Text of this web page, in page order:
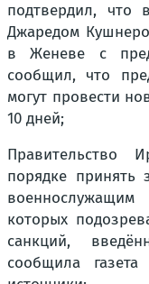
подтвердил, что
Джаредом
в Женеве с
сообщил, что
могут провести
10 дней;
Правительство
порядке принять
которых
санкций,
сообщила